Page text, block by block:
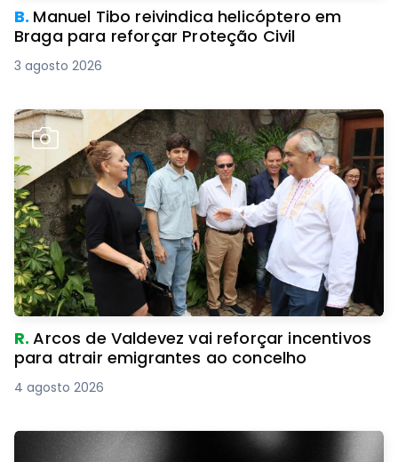
B. Manuel Tibo reivindica helicóptero em
Braga para reforçar Proteção Civil
3 agosto 2026
R.Arcos de Valdevez vai reforçar incentivos
para atrair emigrantes ao concelho
4 agosto 2026